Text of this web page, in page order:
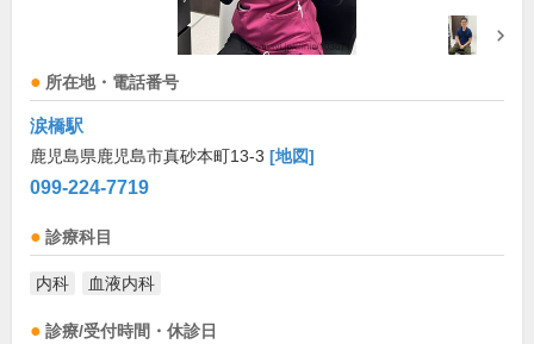
所在地・電話番号
涙橋駅
鹿児島県鹿児島市真砂本町13-3 [地図]
099-224-7719
診療科目
内科 血液内科
診療/受付時間・休診日